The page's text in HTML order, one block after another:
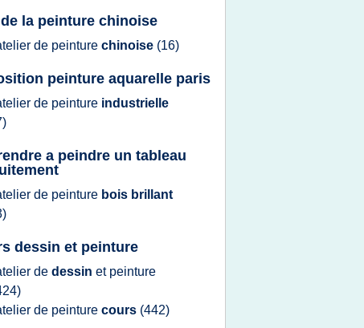
de la peinture chinoise
de peinture chinoise (16)
peinture aquarelle paris
de peinture industrielle
a peindre un tableau
de peinture bois brillant
dessin et peinture
de dessin et peinture
de peinture cours (442)